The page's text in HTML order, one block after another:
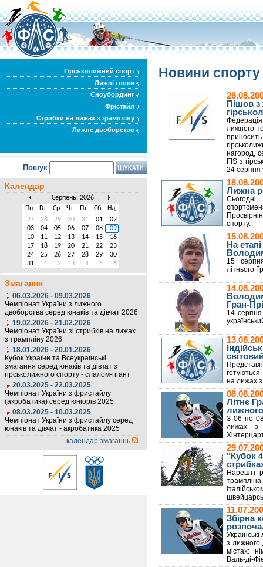
Гірськолижний спорт
Лижні гонки
Сноубординг
Фрістайл
Стрибки на лижах з трампліну
Лижне двоборство
Пошук
Календар
Серпень, 2026
Пн
Вт Ср Чт Пт Сб
Нд
27
28 29 30 31 01
02
03
04 05 06 07 08
09
10
11 12 13 14 15
16
17
18 19 20 21 22
23
24
25 26 27 28 29
30
31
1 2 3 4 5 6
Змагання
06.03.2026 - 09.03.2026
Чемпіонат України з лижного
двоборства серед юнаків та дівчат 2026
19.02.2026 - 21.02.2026
Чемпіонат України зі стрибків на лижах
з трампліну 2026
18.01.2026 - 20.01.2026
Кубок України та Всеукраїнські
змагання серед юнаків та дівчат з
гірськолижного спорту - слалом-гігант
20.03.2025 - 22.03.2025
Чемпіонат України з фристайлу
(акробатика) серед юніорів 2025
08.03.2025 - 10.03.2025
Чемпіонат України з фристайлу серед
юнаків та дівчат - акробатика 2025
календар змаганнь
Новини спорту
Пішов з
лижного
приносить
нагород,
FIS з
24 серпня
Лижна
спорту.
На
15
літнього
Гран-
14
готуються
на лижах
Літнє
З 06 по 08
лижах з
"Кубок
Нарешті
Збірна
з лижного
містах:
Валь-ді-